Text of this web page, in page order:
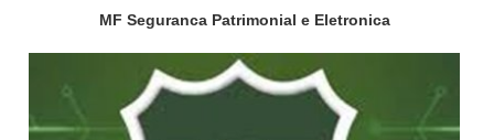
MF Seguranca Patrimonial e Eletronica